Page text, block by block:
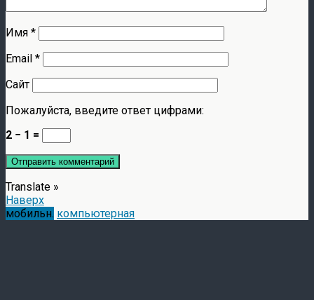
Имя *
Email *
Сайт
Пожалуйста, введите ответ цифрами:
2 − 1 =
Translate »
Наверх
мобильн. компьютерная